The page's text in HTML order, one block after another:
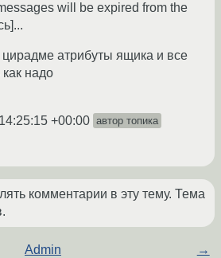
will be expired from the
атрибуты ящика и все
надо
+00:00 автор топика
комментарии в эту тему. Тема
Admin →